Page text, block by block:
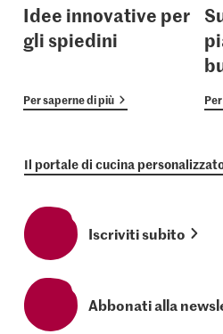
Idee innovative per
gli spiedini
Per saperne di più
Il portale di cucina
Iscriviti subito
Abbonati alla